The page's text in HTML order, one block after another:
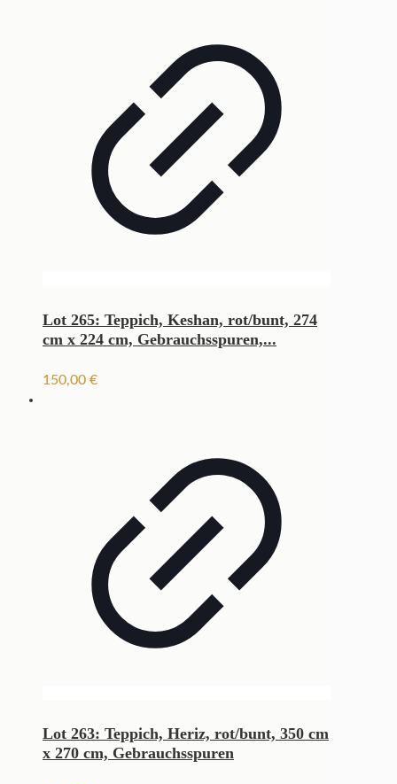
Lot 265: Teppich, Keshan, rot/bunt, 274
cm x 224 cm, Gebrauchsspuren,...
150,00 €
Lot 263: Teppich, Heriz, rot/bunt, 350 cm
x 270 cm, Gebrauchsspuren